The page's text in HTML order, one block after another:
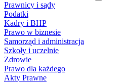
Prawnicy i sądy
Podatki
Kadry i BHP
Prawo w biznesie
Samorząd i administracja
Szkoły i uczelnie
Zdrowie
Prawo dla każdego
Akty Prawne